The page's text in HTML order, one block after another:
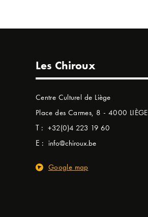
Les Chiroux
Centre Culturel de Liège
Place des Carmes, 8 - 4000 LIÈGE
T : +32(0)4 223 19 60
E : info@chiroux.be
Google map